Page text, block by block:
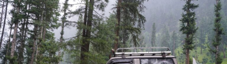
Büyük Yaz İndirimi
0
Günler
00
Hr
00
Min
00
SSK
Alışverişe Başla